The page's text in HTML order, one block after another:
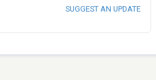
SUGGEST AN UPDATE